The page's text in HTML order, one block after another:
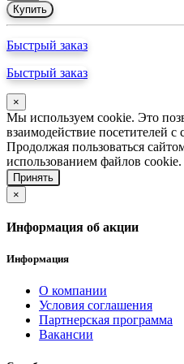
Купить
Быстрый заказ
Быстрый заказ
×
Мы используем cookie. Это
взаимодействие посетителей с
Продолжая пользоваться
использованием файлов cookie.
Принять
×
Информация об акции
Информация
О компании
Условия соглашения
Партнерская программа
Вакансии